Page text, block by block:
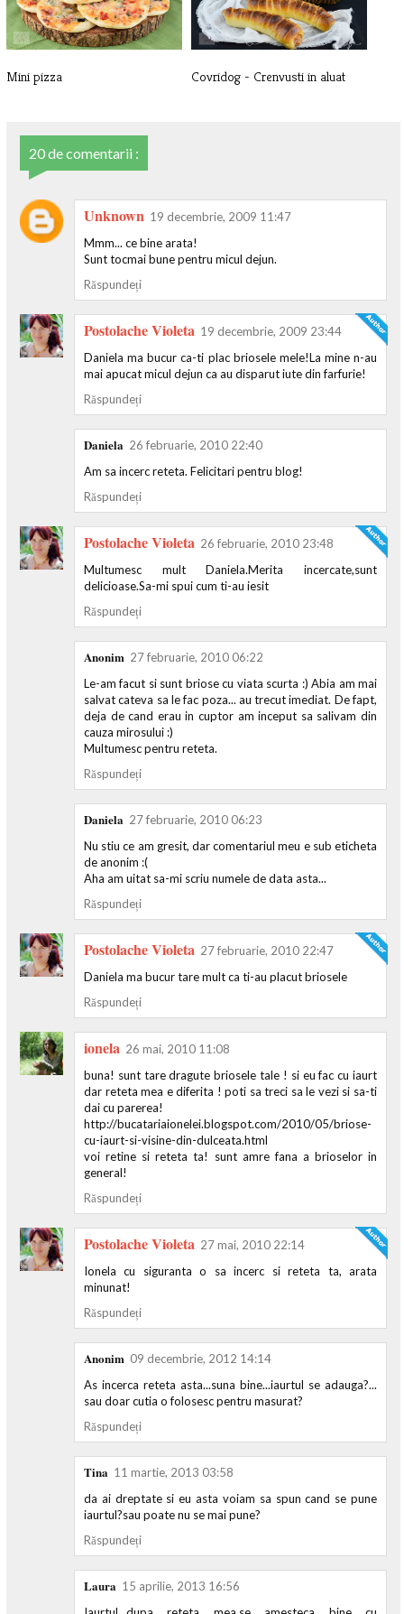
Mini pizza Covridog - Crenvusti in aluat
20 de comentarii :
Unknown 19 decembrie, 2009 11:47
Mmm... ce bine arata!
Sunt tocmai bune pentru micul dejun.
Răspundeți
Postolache Violeta 19 decembrie, 2009 23:44
Daniela ma bucur ca-ti plac briosele mele!La mine n-au
mai apucat micul dejun ca au disparut iute din farfurie!
Răspundeți
Daniela 26 februarie, 2010 22:40
Am sa incerc reteta. Felicitari pentru blog!
Răspundeți
Postolache Violeta 26 februarie, 2010 23:48
Multumesc mult Daniela.Merita incercate,sunt
delicioase.Sa-mi spui cum ti-au iesit
Răspundeți
Anonim 27 februarie, 2010 06:22
Le-am facut si sunt briose cu viata scurta :) Abia am mai
salvat cateva sa le fac poza... au trecut imediat. De fapt,
deja de cand erau in cuptor am inceput sa salivam din
cauza mirosului :)
Multumesc pentru reteta.
Răspundeți
Daniela 27 februarie, 2010 06:23
Nu stiu ce am gresit, dar comentariul meu e sub eticheta
de anonim :(
Aha am uitat sa-mi scriu numele de data asta...
Răspundeți
Postolache Violeta 27 februarie, 2010 22:47
Daniela ma bucur tare mult ca ti-au placut briosele
Răspundeți
ionela 26 mai, 2010 11:08
buna! sunt tare dragute briosele tale ! si eu fac cu iaurt
dar reteta mea e diferita ! poti sa treci sa le vezi si sa-ti
dai cu parerea!
http://bucatariaionelei.blogspot.com/2010/05/briose-
cu-iaurt-si-visine-din-dulceata.html
voi retine si reteta ta! sunt amre fana a brioselor in
general!
Răspundeți
Postolache Violeta 27 mai, 2010 22:14
Ionela cu siguranta o sa incerc si reteta ta, arata
minunat!
Răspundeți
Anonim 09 decembrie, 2012 14:14
As incerca reteta asta...suna bine...iaurtul se adauga?...
sau doar cutia o folosesc pentru masurat?
Răspundeți
Tina 11 martie, 2013 03:58
da ai dreptate si eu asta voiam sa spun cand se pune
iaurtul?sau poate nu se mai pune?
Răspundeți
Laura 15 aprilie, 2013 16:56